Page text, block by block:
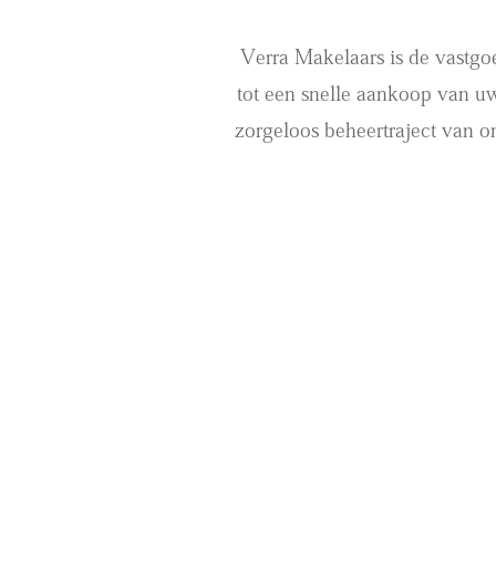
Verra Makelaars is de
tot een snelle aankoop van
zorgeloos beheertraject van